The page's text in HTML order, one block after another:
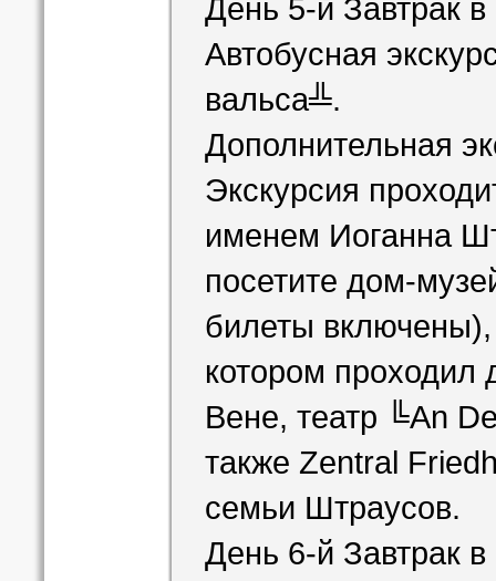
День 5-й Завтрак в
Автобусная
вальса╩.
Дополнительная
Экскурсия
именем Иоганна
посетите дом-
билеты
котором проходил
Вене, театр ╚An
также Zentral
семьи Штраусов.
День 6-й Завтрак в